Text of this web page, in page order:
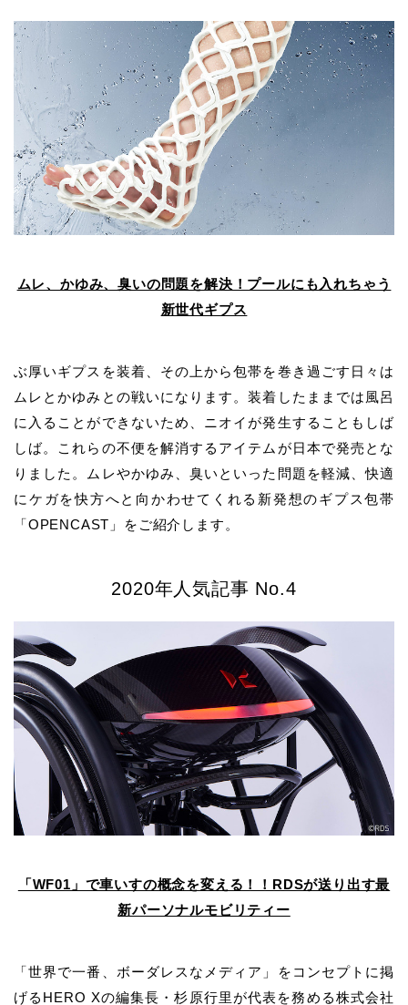
ムレ、かゆみ、臭いの問題を解決！プールにも入れちゃう
新世代ギプス
ぶ厚いギプスを装着、その上から包帯を巻き過ごす日々は
ムレとかゆみとの戦いになります。装着したままでは風呂
に入ることができないため、ニオイが発生することもしば
しば。これらの不便を解消するアイテムが日本で発売とな
りました。ムレやかゆみ、臭いといった問題を軽減、快適
にケガを快方へと向かわせてくれる新発想のギプス包帯
「OPENCAST」をご紹介します。
2020年人気記事 No.4
「WF01」で車いすの概念を変える！！RDSが送り出す最
新パーソナルモビリティー
「世界で一番、ボーダレスなメディア」をコンセプトに掲
げるHERO Xの編集長・杉原行里が代表を務める株式会社